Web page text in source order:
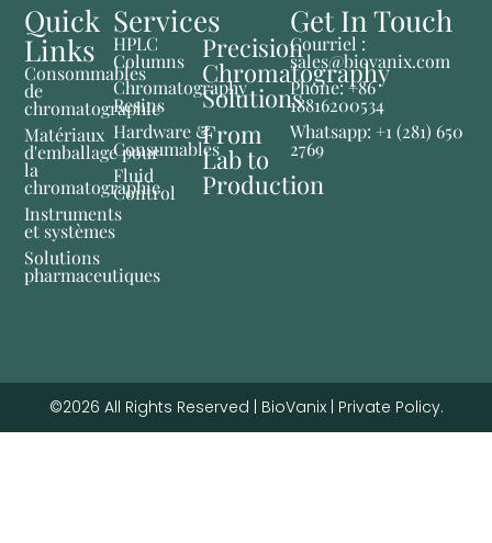
Precision
Chromatography
Solutions
From
Lab to
Production
Services
HPLC
Columns
Chromatography
Resins
Hardware &
Consumables
Fluid
Control
Quick
Links
Consommables
de
chromatographie
Matériaux
d'emballage pour
la
chromatographie
Instruments
et systèmes
Solutions
pharmaceutiques
Get In Touch
Courriel :
sales@biovanix.com
Phone: +86
18816200534
Whatsapp: +1 (281) 650
2769
©2026 All Rights Reserved | BioVanix | Private Policy.